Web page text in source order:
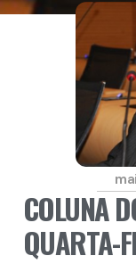
COLUNA
QUARTA-